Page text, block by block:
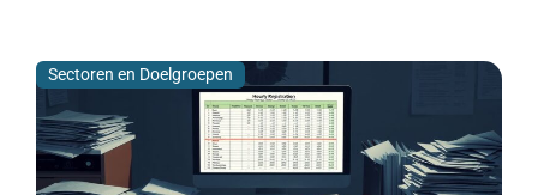
Sectoren en Doelgroepen